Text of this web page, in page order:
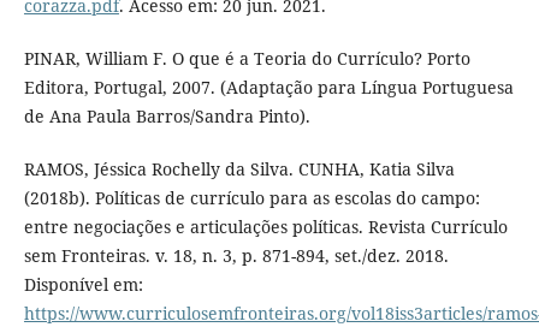
corazza.pdf. Acesso em: 20 jun. 2021.
PINAR, William F. O que é a Teoria do Currículo? Porto
Editora, Portugal, 2007. (Adaptação para Língua Portuguesa
de Ana Paula Barros/Sandra Pinto).
RAMOS, Jéssica Rochelly da Silva. CUNHA, Katia Silva
(2018b). Políticas de currículo para as escolas do campo:
entre negociações e articulações políticas. Revista Currículo
sem Fronteiras. v. 18, n. 3, p. 871-894, set./dez. 2018.
Disponível em:
https://www.curriculosemfronteiras.org/vol18iss3articles/